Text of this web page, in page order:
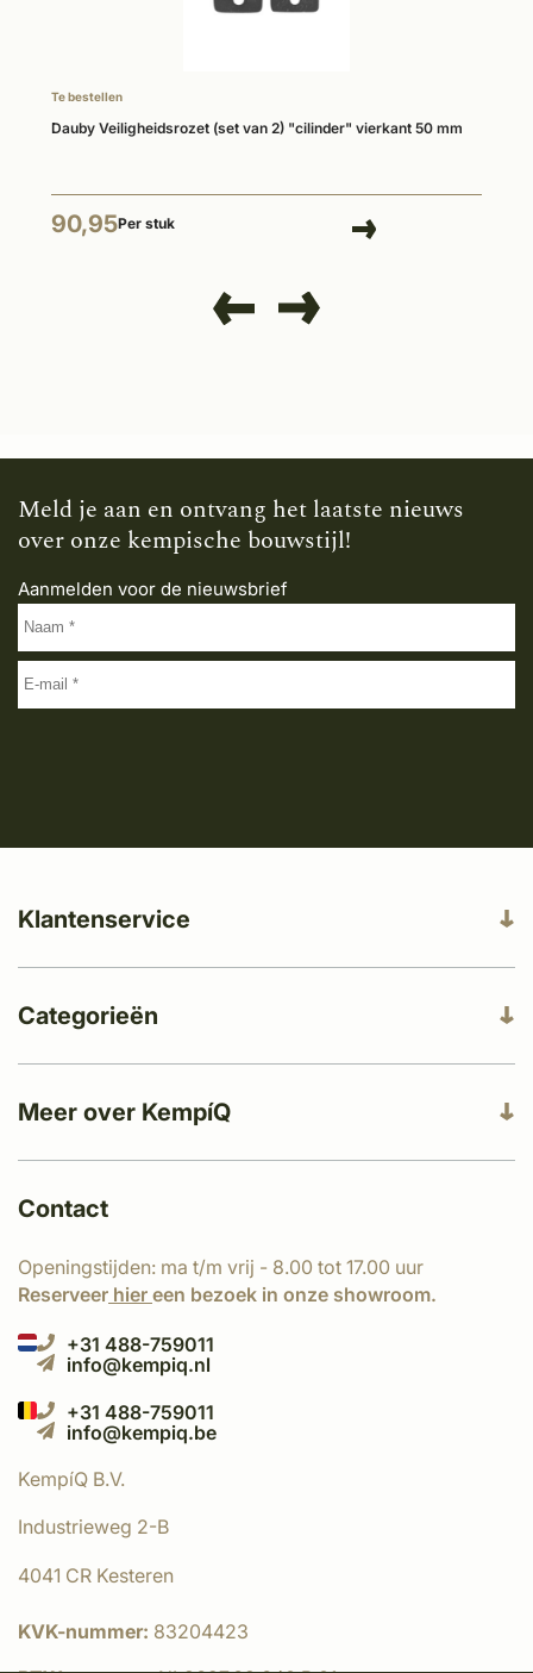
Te bestellen
Dauby Veiligheidsrozet (set van 2) "cilinder" vierkant 50 mm
90,95Per stuk
Meld je aan en ontvang het laatste nieuws
over onze kempische bouwstijl!
Aanmelden voor de nieuwsbrief
Meer over KempíQ
Klantenservice
Categorieën
Contact
Openingstijden: ma t/m vrij - 8.00 tot 17.00 uur
Reserveer hier een bezoek in onze showroom.
+31 488-759011
info@kempiq.nl
+31 488-759011
info@kempiq.be
KempíQ B.V.
Industrieweg 2-B
4041 CR Kesteren
KVK-nummer: 83204423